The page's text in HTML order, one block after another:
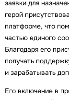
заявки для
герой
платформе, что
частью единого
Благодаря его
получать
и зарабатывать
Его включение в